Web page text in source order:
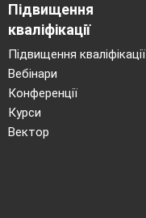
Підвищення
кваліфікації
Підвищення кваліфікації
Вебінари
Конференції
Курси
Вектор